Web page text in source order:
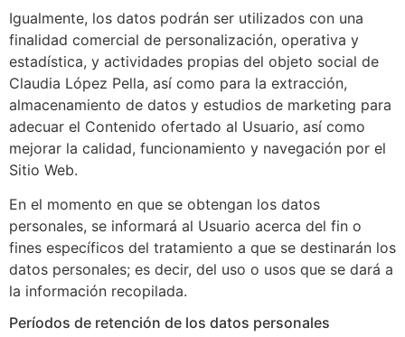
Igualmente, los datos podrán ser utilizados con una
finalidad comercial de personalización, operativa y
estadística, y actividades propias del objeto social de
Claudia López Pella, así como para la extracción,
almacenamiento de datos y estudios de marketing para
adecuar el Contenido ofertado al Usuario, así como
mejorar la calidad, funcionamiento y navegación por el
Sitio Web.
En el momento en que se obtengan los datos
personales, se informará al Usuario acerca del fin o
fines específicos del tratamiento a que se destinarán los
datos personales; es decir, del uso o usos que se dará a
la información recopilada.
Períodos de retención de los datos personales